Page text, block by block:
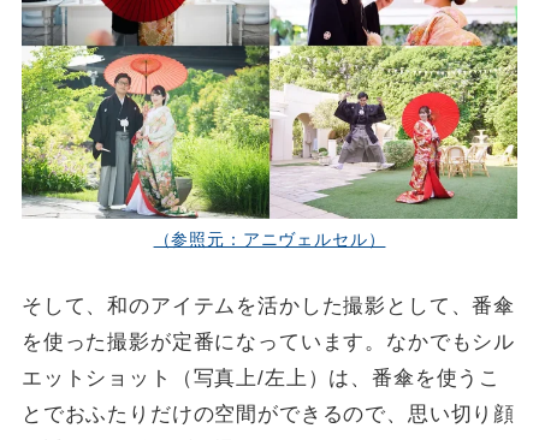
（参照元：アニヴェルセル）
そして、和のアイテムを活かした撮影として、番傘
を使った撮影が定番になっています。なかでもシル
エットショット（写真上/左上）は、番傘を使うこ
とでおふたりだけの空間ができるので、思い切り顔